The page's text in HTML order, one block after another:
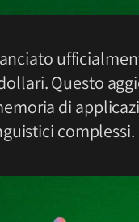
Questo
di
complessi.